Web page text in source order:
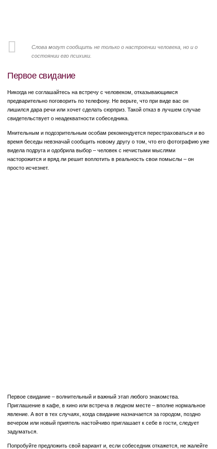
Слова могут сообщить не только о настроении человека, но и о
состоянии его психики.
Первое свидание
Никогда не соглашайтесь на встречу с человеком, отказывающимся
предварительно поговорить по телефону. Не верьте, что при виде вас он
лишился дара речи или хочет сделать сюрприз. Такой отказ в лучшем случае
свидетельствует о неадекватности собеседника.
Мнительным и подозрительным особам рекомендуется перестраховаться и во
время беседы невзначай сообщить новому другу о том, что его фотографию уже
видела подруга и одобрила выбор – человек с нечистыми мыслями
насторожится и вряд ли решит воплотить в реальность свои помыслы – он
просто исчезнет.
Первое свидание – волнительный и важный этап любого знакомства.
Приглашение в кафе, в кино или встреча в людном месте – вполне нормальное
явление. А вот в тех случаях, когда свидание назначается за городом, поздно
вечером или новый приятель настойчиво приглашает к себе в гости, следует
задуматься.
Попробуйте предложить свой вариант и, если собеседник откажется, не жалейте